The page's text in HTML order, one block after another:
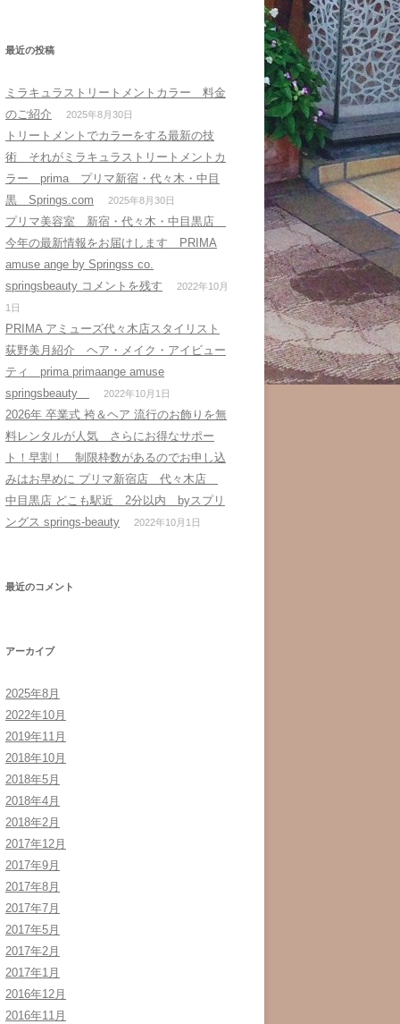
最近の投稿
ミラキュラストリートメントカラー 料金
のご紹介
2025年8月30日
トリートメントでカラーをする最新の技
術 それがミラキュラストリートメントカ
ラー prima プリマ新宿・代々木・中目
黒 Springs.com
2025年8月30日
プリマ美容室 新宿・代々木・中目黒店
今年の最新情報をお届けします PRIMA
amuse ange by Springss co.
springsbeauty コメントを残す
2022年10月
1日
PRIMA アミューズ代々木店スタイリスト
荻野美月紹介 ヘア・メイク・アイビュー
ティ prima primaange amuse
springsbeauty
2022年10月1日
2026年 卒業式 袴＆ヘア 流行のお飾りを無
料レンタルが人気 さらにお得なサポー
ト！早割！ 制限枠数があるのでお申し込
みはお早めに プリマ新宿店 代々木店
中目黒店 どこも駅近 2分以内 byスプリ
ングス springs-beauty
2022年10月1日
最近のコメント
アーカイブ
2025年8月
2022年10月
2019年11月
2018年10月
2018年5月
2018年4月
2018年2月
2017年12月
2017年9月
2017年8月
2017年7月
2017年5月
2017年2月
2017年1月
2016年12月
2016年11月